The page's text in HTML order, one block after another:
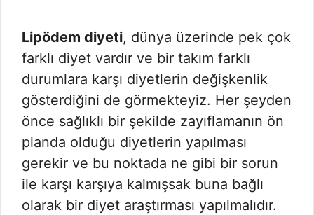
Lipödem diyeti, dünya üzerinde pek çok
farklı diyet vardır ve bir takım farklı
durumlara karşı diyetlerin değişkenlik
gösterdiğini de görmekteyiz. Her şeyden
önce sağlıklı bir şekilde zayıflamanın ön
planda olduğu diyetlerin yapılması
gerekir ve bu noktada ne gibi bir sorun
ile karşı karşıya kalmışsak buna bağlı
olarak bir diyet araştırması yapılmalıdır.